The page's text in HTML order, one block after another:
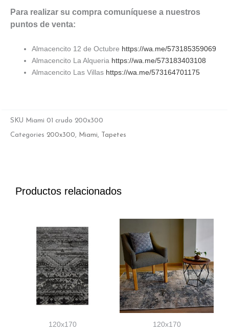
Para realizar su compra comuníquese a nuestros
puntos de venta:
Almacencito 12 de Octubre https://wa.me/573185359069
Almacencito La Alqueria https://wa.me/573183403108
Almacencito Las Villas https://wa.me/573164701175
SKU Miami 01 crudo 200x300
Categories 200x300, Miami, Tapetes
Productos relacionados
120x170 120x170